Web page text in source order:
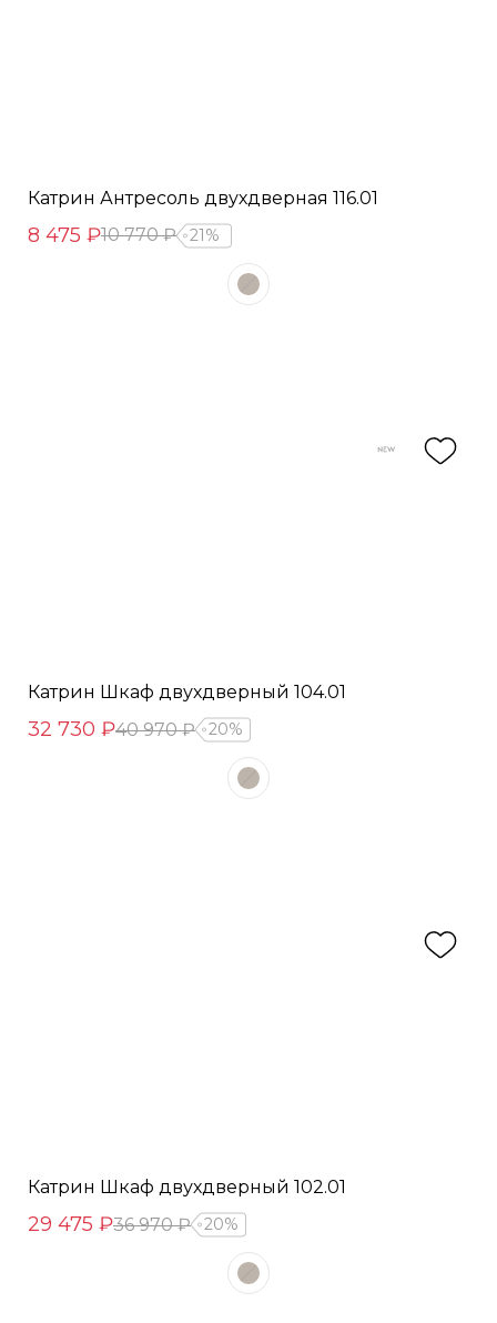
Катрин Антресоль двухдверная 116.01
8 475 ₽10 770 ₽ 21%
Катрин Шкаф двухдверный 104.01
32 730 ₽40 970 ₽ 20%
Катрин Шкаф двухдверный 102.01
29 475 ₽36 970 ₽ 20%